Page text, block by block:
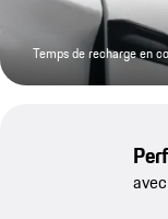
Temps de recharge en